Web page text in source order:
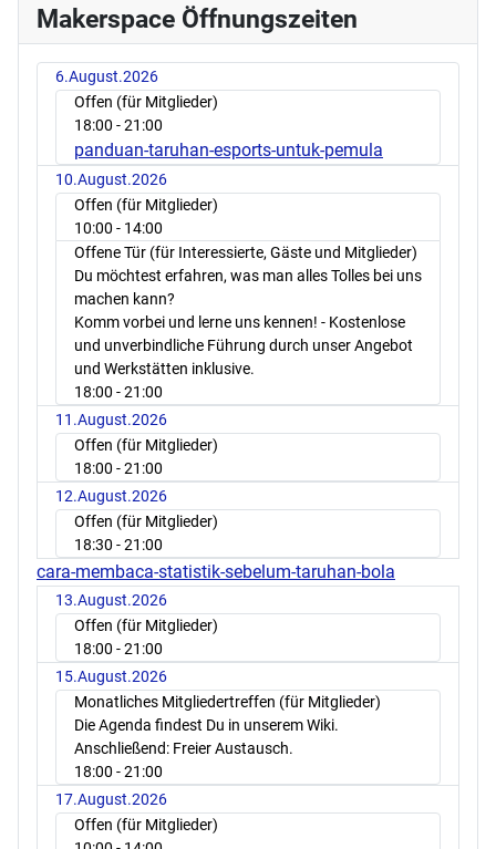
Makerspace Öffnungszeiten
6.August.2026
Offen (für Mitglieder)
18:00 - 21:00
panduan-taruhan-esports-untuk-pemula
10.August.2026
Offen (für Mitglieder)
10:00 - 14:00
Offene Tür (für Interessierte, Gäste und Mitglieder)
Du möchtest erfahren, was man alles Tolles bei uns
machen kann?
Komm vorbei und lerne uns kennen! - Kostenlose
und unverbindliche Führung durch unser Angebot
und Werkstätten inklusive.
18:00 - 21:00
11.August.2026
Offen (für Mitglieder)
18:00 - 21:00
12.August.2026
Offen (für Mitglieder)
18:30 - 21:00
cara-membaca-statistik-sebelum-taruhan-bola
13.August.2026
Offen (für Mitglieder)
18:00 - 21:00
15.August.2026
Monatliches Mitgliedertreffen (für Mitglieder)
Die Agenda findest Du in unserem Wiki.
Anschließend: Freier Austausch.
18:00 - 21:00
17.August.2026
Offen (für Mitglieder)